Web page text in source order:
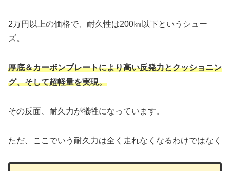
2万円以上の価格で、耐久性は200㎞以下というシュー
ズ。
厚底＆カーボンプレートにより高い反発力とクッショニン
グ、そして超軽量を実現。
その反面、耐久力が犠牲になっています。
ただ、ここでいう耐久力は全く走れなくなるわけではなく